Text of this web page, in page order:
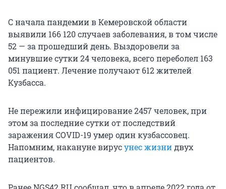
С начала пандемии в Кемеровской области
выявили 166 120 случаев заболевания, в том числе
52 — за прошедший день. Выздоровели за
минувшие сутки 24 человека, всего переболел 163
051 пациент. Лечение получают 612 жителей
Кузбасса.
Не пережили инфицирование 2457 человек, при
этом за последние сутки от последствий
заражения COVID-19 умер один кузбассовец.
Напомним, накануне вирусунес жизнидвух
пациентов.